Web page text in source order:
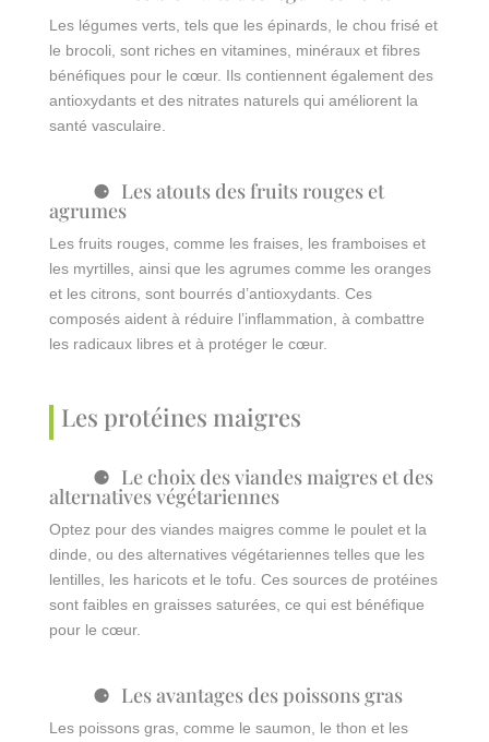
Les légumes verts, tels que les épinards, le chou frisé et
le brocoli, sont riches en vitamines, minéraux et fibres
bénéfiques pour le cœur. Ils contiennent également des
antioxydants et des nitrates naturels qui améliorent la
santé vasculaire.
Les atouts des fruits rouges et
agrumes
Les fruits rouges, comme les fraises, les framboises et
les myrtilles, ainsi que les agrumes comme les oranges
et les citrons, sont bourrés d’antioxydants. Ces
composés aident à réduire l’inflammation, à combattre
les radicaux libres et à protéger le cœur.
Les protéines maigres
Le choix des viandes maigres et des
alternatives végétariennes
Optez pour des viandes maigres comme le poulet et la
dinde, ou des alternatives végétariennes telles que les
lentilles, les haricots et le tofu. Ces sources de protéines
sont faibles en graisses saturées, ce qui est bénéfique
pour le cœur.
Les avantages des poissons gras
Les poissons gras, comme le saumon, le thon et les